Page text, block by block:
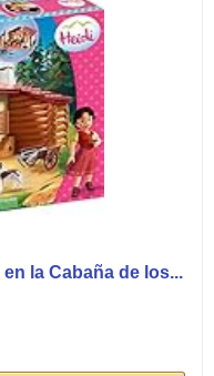
la Cabaña de los...